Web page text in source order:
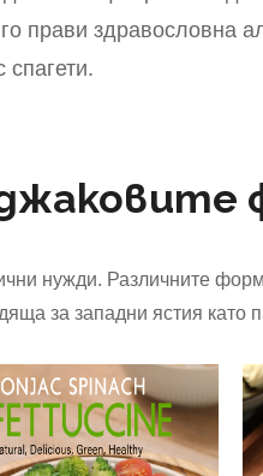
го прави здравословна
спагети.
нужди. Различните
за западни ястия като